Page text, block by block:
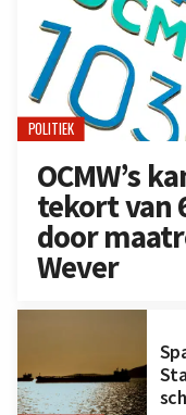
POLITIEK
OCMW’s
tekort van
door
Wever